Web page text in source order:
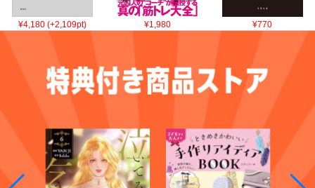
¥4,180 (+2,109pt) ¥1,980 ¥770